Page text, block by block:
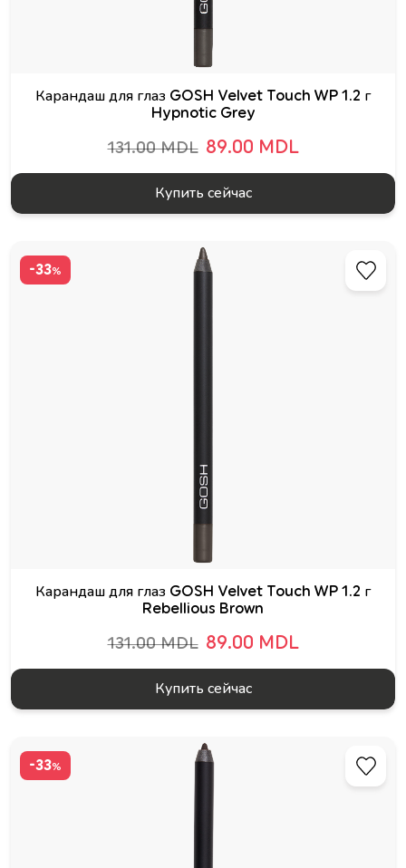
Карандаш для глаз GOSH Velvet Touch WP 1.2 г
Hypnotic Grey
131.00 MDL 89.00 MDL
Купить сейчас
-33%
Карандаш для глаз GOSH Velvet Touch WP 1.2 г
Rebellious Brown
131.00 MDL 89.00 MDL
Купить сейчас
-33%